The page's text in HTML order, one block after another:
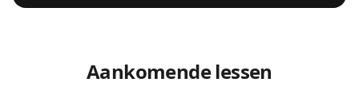
Aankomende lessen